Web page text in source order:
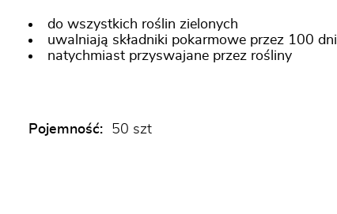
do wszystkich roślin zielonych
uwalniają składniki pokarmowe przez 100 dni
natychmiast przyswajane przez rośliny
Pojemność: 50 szt